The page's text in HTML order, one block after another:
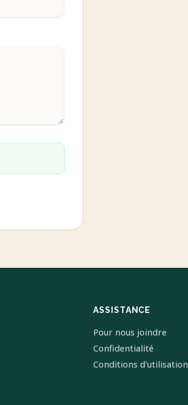
ASSISTANCE
Pour nous joindre
Confidentialité
Conditions d'utilisation